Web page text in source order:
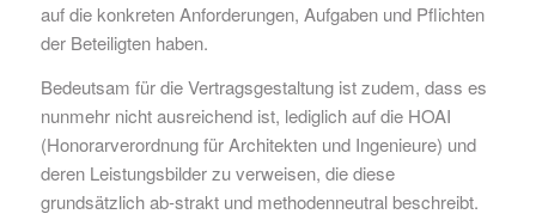
auf die konkreten Anforderungen, Aufgaben und Pflichten
der Beteiligten haben.
Bedeutsam für die Vertragsgestaltung ist zudem, dass es
nunmehr nicht ausreichend ist, lediglich auf die HOAI
(Honorarverordnung für Architekten und Ingenieure) und
deren Leistungsbilder zu verweisen, die diese
grundsätzlich ab-strakt und methodenneutral beschreibt.